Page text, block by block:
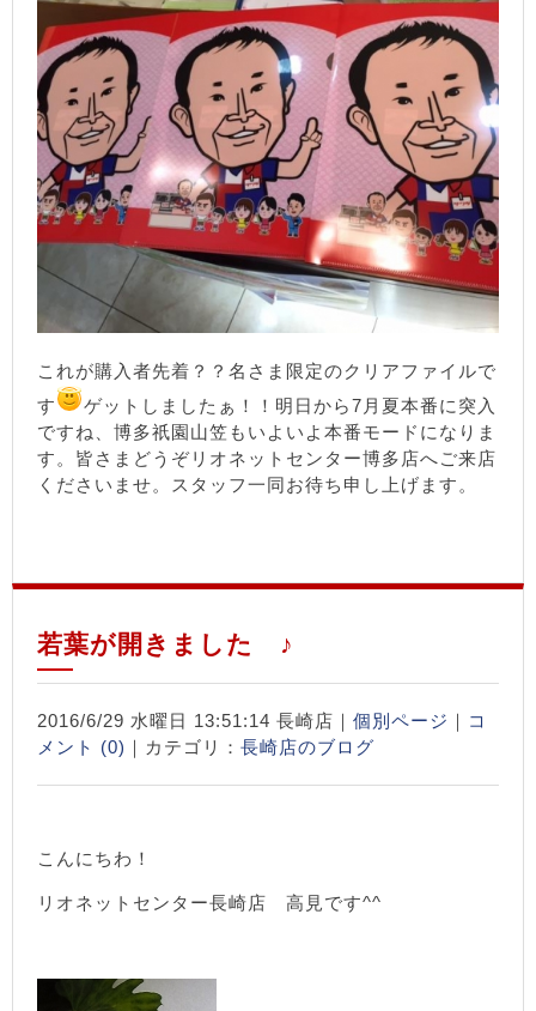
これが購入者先着？？名さま限定のクリアファイルで
す
ゲットしましたぁ！！明日から7月夏本番に突入
ですね、博多祇園山笠もいよいよ本番モードになりま
す。皆さまどうぞリオネットセンター博多店へご来店
くださいませ。スタッフ一同お待ち申し上げます。
若葉が開きました ♪
2016/6/29 水曜日 13:51:14 長崎店｜ 個別ページ ｜ コ
メント (0) ｜カテゴリ： 長崎店のブログ
こんにちわ！
リオネットセンター長崎店 高見です^^